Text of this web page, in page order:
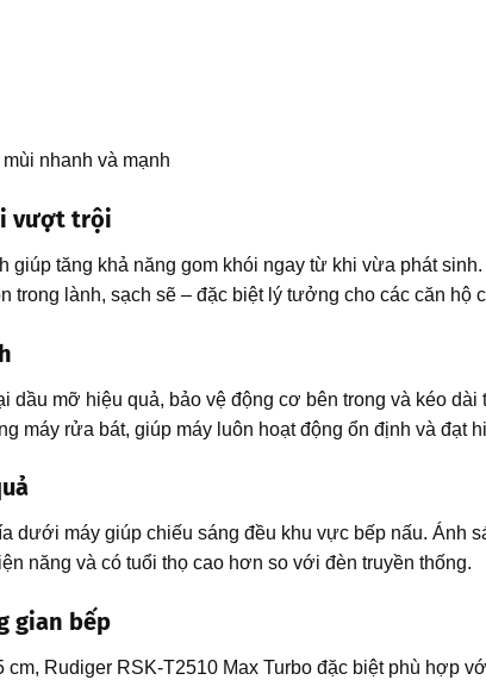
nhanh và mạnh
vượt trội
giúp tăng khả năng gom khói ngay từ khi vừa phát
trong lành, sạch sẽ – đặc biệt lý tưởng cho các căn hộ
mỡ hiệu quả, bảo vệ động cơ bên trong và kéo
máy rửa bát, giúp máy luôn hoạt động ổn định và đạt
dưới máy giúp chiếu sáng đều khu vực bếp nấu. Ánh
năng và có tuổi thọ cao hơn so với đèn truyền thống.
gian bếp
Rudiger RSK-T2510 Max Turbo đặc biệt phù hợp